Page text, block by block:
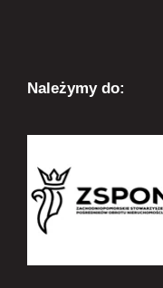
Należymy do: